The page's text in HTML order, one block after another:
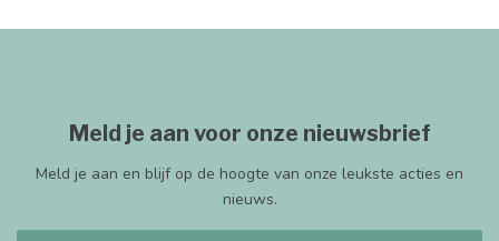
Meld je aan voor onze nieuwsbrief
Meld je aan en blijf op de hoogte van onze leukste acties en
nieuws.